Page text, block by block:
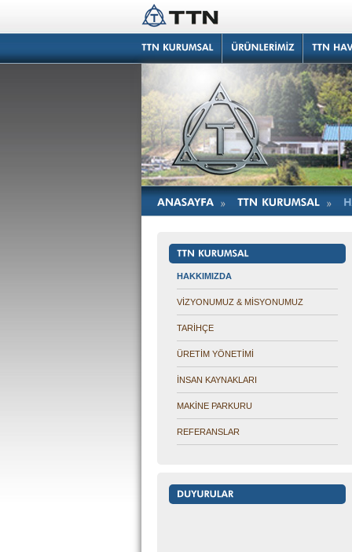
HAKKIMIZDA
VİZYONUMUZ & MİSYONUMUZ
TARİHÇE
ÜRETİM YÖNETİMİ
İNSAN KAYNAKLARI
MAKİNE PARKURU
REFERANSLAR